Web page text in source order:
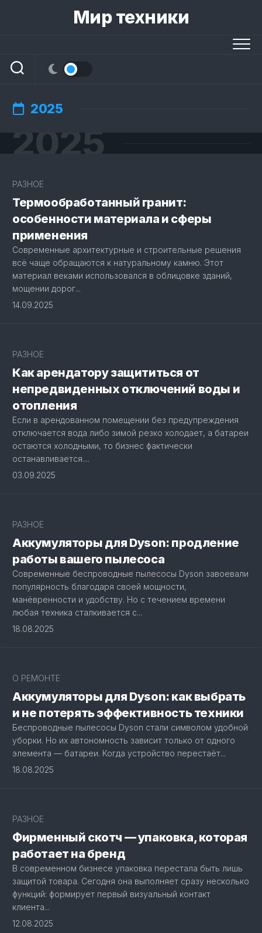
Мир техники
2025
2025
РАЗНОЕ
Термообработанный гранит:
особенности материала и сферы
применения
Современные архитектурные и строительные решения
всё чаще обращаются к натуральному камню. Этот
материал веками использовался в облицовке зданий,
мощении дорог...
14.09.2025
РАЗНОЕ
Как арендатору защититься от
непредвиденных отключений воды и
отопления
Если в арендованном помещении без предупреждения
отключается вода либо зимой резко холодает, а батареи
остаются холодными, то бизнес фактически
останавливается....
03.09.2025
РАЗНОЕ
Аккумуляторы для Dyson: продление
работы вашего пылесоса
Современные беспроводные пылесосы Dyson завоевали
популярность благодаря своей мощности,
манёвренности и удобству. Но с течением времени
любая техника сталкивается с...
18.08.2025
О РЕМОНТЕ
Аккумуляторы для Dyson: как выбрать
и не потерять эффективность техники
Беспроводные пылесосы Dyson стали символом удобной
уборки. Но их автономность зависит только от одного
элемента — батареи. Когда устройство перестаёт...
18.08.2025
РАЗНОЕ
Фирменный скотч — упаковка, которая
работает на бренд
В современном бизнесе упаковка перестала быть лишь
защитой товара. Сегодня она выполняет сразу несколько
функций: формирует первый визуальный контакт
клиента...
12.08.2025